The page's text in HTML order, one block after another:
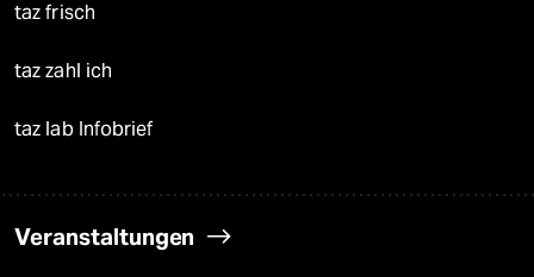
taz frisch
taz zahl ich
taz lab Infobrief
Veranstaltungen